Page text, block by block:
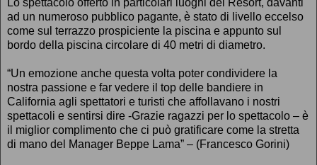
ad un numeroso pubblico pagante, è stato di livello eccelso
come sul terrazzo prospiciente la piscina e appunto sul
bordo della piscina circolare di 40 metri di diametro.
“Un emozione anche questa volta poter condividere la
nostra passione e far vedere il top delle bandiere in
California agli spettatori e turisti che affollavano i nostri
spettacoli e sentirsi dire -Grazie ragazzi per lo spettacolo – è
il miglior complimento che ci può gratificare come la stretta
di mano del Manager Beppe Lama” – (Francesco Gorini)